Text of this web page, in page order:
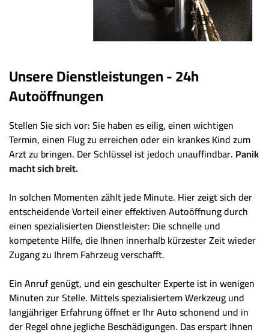
Unsere Dienstleistungen - 24h
Autoöffnungen
Stellen Sie sich vor: Sie haben es eilig, einen wichtigen
Termin, einen Flug zu erreichen oder ein krankes Kind zum
Arzt zu bringen. Der Schlüssel ist jedoch unauffindbar. Panik
macht sich breit.
In solchen Momenten zählt jede Minute. Hier zeigt sich der
entscheidende Vorteil einer effektiven Autoöffnung durch
einen spezialisierten Dienstleister: Die schnelle und
kompetente Hilfe, die Ihnen innerhalb kürzester Zeit wieder
Zugang zu Ihrem Fahrzeug verschafft.
Ein Anruf genügt, und ein geschulter Experte ist in wenigen
Minuten zur Stelle. Mittels spezialisiertem Werkzeug und
langjähriger Erfahrung öffnet er Ihr Auto schonend und in
der Regel ohne jegliche Beschädigungen. Das erspart Ihnen